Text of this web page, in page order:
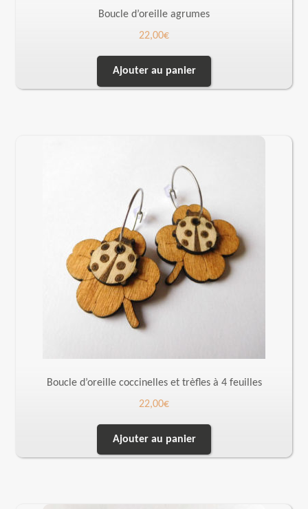
Boucle d’oreille agrumes
22,00€
Ajouter au panier
Boucle d’oreille coccinelles et trèfles à 4 feuilles
22,00€
Ajouter au panier